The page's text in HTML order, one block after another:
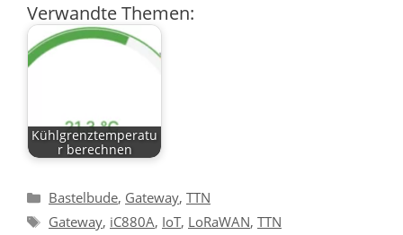
Verwandte Themen:
Kühlgrenztemperatu
r berechnen
Kategorien
Bastelbude, Gateway, TTN
Schlagwörter
Gateway, iC880A, IoT, LoRaWAN, TTN